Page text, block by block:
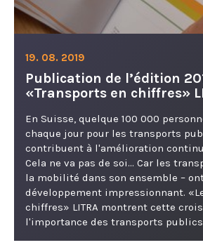
19. 08. 2019
Publication de l’édition
«Transports en chiffres»
En Suisse, quelque 100 000
chaque jour pour les transports
contribuent à l'amélioration
Cela ne va pas de soi... Car les
la mobilité dans son ensemble –
développement impressionnant.
chiffres» LITRA montrent cette
l'importance des transports publics